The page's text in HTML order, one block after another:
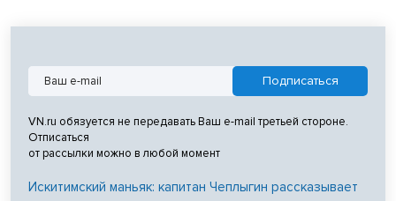
VN.ru обязуется не передавать Ваш e-mail третьей стороне.
Отписаться
от рассылки можно в любой момент
Искитимский маньяк: капитан Чеплыгин рассказывает